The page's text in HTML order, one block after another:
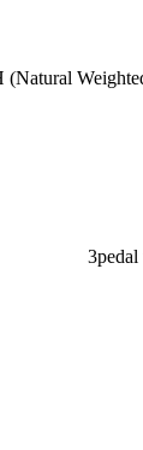
(Natural
3pedal